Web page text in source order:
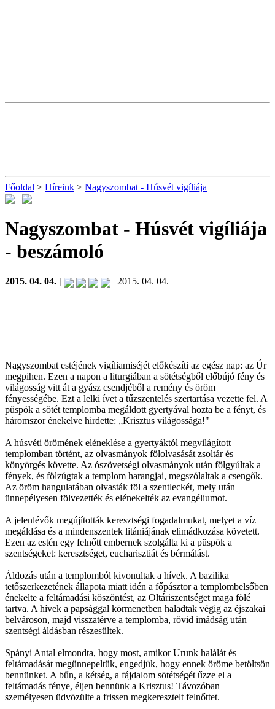
Főoldal > Híreink > Nagyszombat - Húsvét vigíliája
Nagyszombat - Húsvét vigíliája
- beszámoló
2015. 04. 04. | | 2015. 04. 04.
Nagyszombat estéjének vigíliamiséjét előkészíti az egész nap: az Úr
megpihen. Ezen a napon a liturgiában a sötétségből előbújó fény és
világosság vitt át a gyász csendjéből a remény és öröm
fényességébe. Ezt a lelki ívet a tűzszentelés szertartása vezette fel. A
püspök a sötét templomba megáldott gyertyával hozta be a fényt, és
háromszor énekelve hirdette: „Krisztus világossága!"
A húsvéti örömének eléneklése a gyertyáktól megvilágított
templomban történt, az olvasmányok fölolvasását zsoltár és
könyörgés követte. Az ószövetségi olvasmányok után fölgyúltak a
fények, és fölzúgtak a templom harangjai, megszólaltak a csengők.
Az öröm hangulatában olvasták föl a szentleckét, mely után
ünnepélyesen fölvezették és elénekelték az evangéliumot.
A jelenlévők megújították keresztségi fogadalmukat, melyet a víz
megáldása és a mindenszentek litániájának elimádkozása követett.
Ezen az estén egy felnőtt embernek szolgálta ki a püspök a
szentségeket: keresztséget, eucharisztiát és bérmálást.
Áldozás után a templomból kivonultak a hívek. A bazilika
tetőszerkezetének állapota miatt idén a főpásztor a templombelsőben
énekelte a feltámadási köszöntést, az Oltáriszentséget maga fölé
tartva. A hívek a papsággal körmenetben haladtak végig az éjszakai
belvároson, majd visszatérve a templomba, rövid imádság után
szentségi áldásban részesültek.
Spányi Antal elmondta, hogy most, amikor Urunk halálát és
feltámadását megünnepeltük, engedjük, hogy ennek öröme betöltsön
bennünket. A bűn, a kétség, a fájdalom sötétségét űzze el a
feltámadás fénye, éljen bennünk a Krisztus! Távozóban
személyesen üdvözülte a frissen megkeresztelt felnőttet.